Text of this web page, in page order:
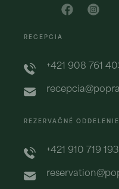
RECEPCIA
+421 908 761
REZERVAČNÉ ODDELENIE
+421 910 719 193